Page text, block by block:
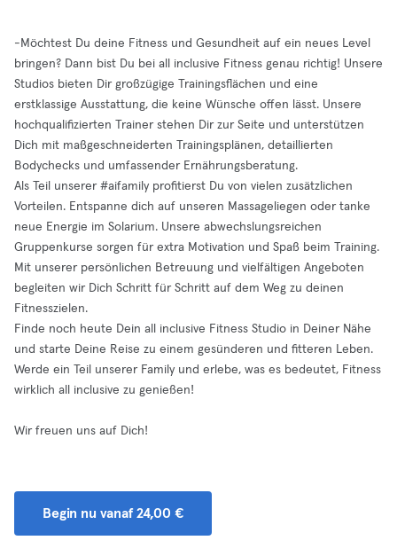
-Möchtest Du deine Fitness und Gesundheit auf ein neues Level
bringen? Dann bist Du bei all inclusive Fitness genau richtig! Unsere
Studios bieten Dir großzügige Trainingsflächen und eine
erstklassige Ausstattung, die keine Wünsche offen lässt. Unsere
hochqualifizierten Trainer stehen Dir zur Seite und unterstützen
Dich mit maßgeschneiderten Trainingsplänen, detaillierten
Bodychecks und umfassender Ernährungsberatung.
Als Teil unserer #aifamily profitierst Du von vielen zusätzlichen
Vorteilen. Entspanne dich auf unseren Massageliegen oder tanke
neue Energie im Solarium. Unsere abwechslungsreichen
Gruppenkurse sorgen für extra Motivation und Spaß beim Training.
Mit unserer persönlichen Betreuung und vielfältigen Angeboten
begleiten wir Dich Schritt für Schritt auf dem Weg zu deinen
Fitnesszielen.
Finde noch heute Dein all inclusive Fitness Studio in Deiner Nähe
und starte Deine Reise zu einem gesünderen und fitteren Leben.
Werde ein Teil unserer Family und erlebe, was es bedeutet, Fitness
wirklich all inclusive zu genießen!
Wir freuen uns auf Dich!
Begin nu vanaf 24,00 €